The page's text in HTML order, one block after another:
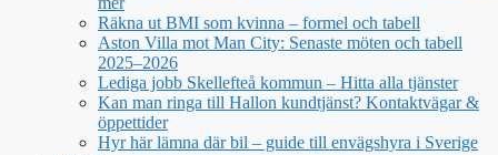
Räkna ut BMI som kvinna – formel och tabell
Aston Villa mot Man City: Senaste möten och tabell
2025–2026
Lediga jobb Skellefteå kommun – Hitta alla tjänster
Kan man ringa till Hallon kundtjänst? Kontaktvägar &
öppettider
Hyr här lämna där bil – guide till envägshyra i Sverige